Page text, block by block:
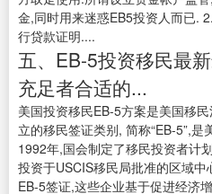
金,同时用来迷惑EB5投资人而已.
行贷款证明....
五、EB-5投资移民最
充足者合适的...
美国投资移民EB-5方案是美国移
立的移民签证类别, 简称“EB-5”,
1992年,国会制定了移民投资者计
投资于USCIS移民局批准的区域
EB-5签证,这些企业基于促进经济